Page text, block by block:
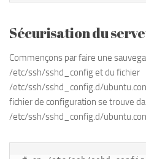
Sécurisation du
Commençons par faire une
/etc/ssh/sshd_config et du fichier
/etc/ssh/sshd_config.d/
fichier de configuration se trouve
/etc/ssh/sshd_config.d/